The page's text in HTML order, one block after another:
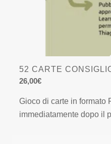
52 CARTE
26,00€
Gioco di carte in formato
immediatamente dopo il